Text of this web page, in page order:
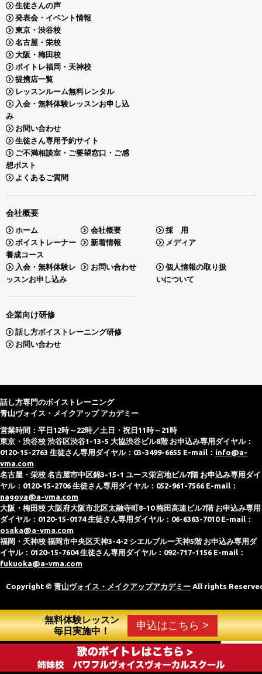
無料体験レッスン
毎日実施中！
申込はこちら >
生徒さんの声
発表会・イベント情報
東京・渋谷校
名古屋・栄校
大阪・梅田校
ボイトレ福岡・天神校
提携店一覧
レッスンルーム無料レンタル
入会・無料体験レッスンお申し込
み
お問い合わせ
生徒さん専用予約サイト
ご不満相談室・ご要望窓口・ご感
想ポスト
よくあるご質問
会社概要
ホーム 会社概要
採 用
ボイストレーナー
養成コース
新着情報 メディア
入会・無料体験レ
ッスンお申し込み
お問い合わせ
個人情報の取り扱
いについて
企業向け研修
話し方ボイストレーニング研修
お問い合わせ
話し方専門のボイストレーニング
青山ヴォイス・メイクアップ アカデミー
営業時間：平日12時～22時／土日・祝日11時～21時
東京・渋谷校 渋谷区渋谷1-13-5 大協渋谷ビル8階 お申込み専用ダイヤル：
0120-15-2763 生徒さん専用ダイヤル：03-3499-6655 E-mail： info@a-
vma.com
名古屋・栄校 名古屋市中区錦3-15-1 ユース栄宮地ビル7階 お申込み専用ダイ
ヤル：0120-15-2706 生徒さん専用ダイヤル：052-961-7566 E-mail：
nagoya@a-vma.com
大阪・梅田校 大阪府大阪市北区太融寺町8-10 梅田高速ビル7階 お申込み専用
ダイヤル：0120-15-0174 生徒さん専用ダイヤル：06-6363-7010 E-mail：
osaka@a-vma.com
福岡・天神校 福岡市中央区天神3-4-2 シエルブルー天神5階 お申込み専用ダ
イヤル：0120-15-7604 生徒さん専用ダイヤル：092-717-1156 E-mail：
fukuoka@a-vma.com
Copyright © 青山ヴォイス・メイクアップアカデミー All rights